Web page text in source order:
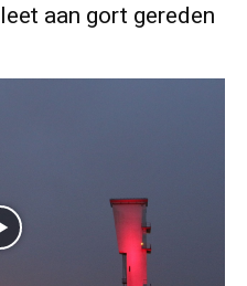
aan gort gereden